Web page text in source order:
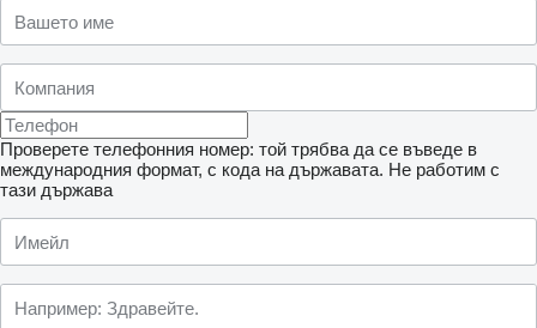
Проверете телефонния номер: той трябва да се въведе в
международния формат, с кода на държавата. Не работим с
тази държава